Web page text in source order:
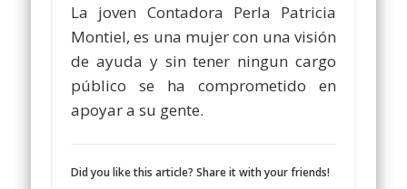
La joven Contadora Perla Patricia
Montiel, es una mujer con una visión
de ayuda y sin tener ningun cargo
público se ha comprometido en
apoyar a su gente.
Did you like this article? Share it with your friends!